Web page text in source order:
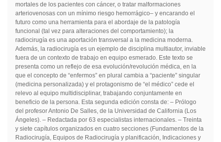
mortales de los pacientes con cáncer, o tratar malformaciones
arteriovenosas con un mínimo riesgo hemorrágico– y encarando el
futuro como una herramienta para el abordaje de la patología
funcional (tal vez para alteraciones del comportamiento); la
radiocirugía es una aportación transversal a la medicina moderna.
Además, la radiocirugía es un ejemplo de disciplina multiautor, inviable
fuera de un contexto de trabajo en equipo esmerado. Este texto se
presenta como un reflejo de esa evolución/revolución médica, en la
que el concepto de “enfermos” en plural cambia a “paciente” singular
(medicina personalizada) y el protagonismo de “el médico” cede el
relevo al equipo multidisciplinar, trabajando conjuntamente en
beneficio de la persona. Esta segunda edición consta de: – Prólogo
del profesor Antonio De Salles, de la Universidad de California (Los
Ángeles). – Redactada por 63 especialistas internacionales. – Treinta
y siete capítulos organizados en cuatro secciones (Fundamentos de la
Radiocirugía, Equipos de Radiocirugía y planificación, Indicaciones y